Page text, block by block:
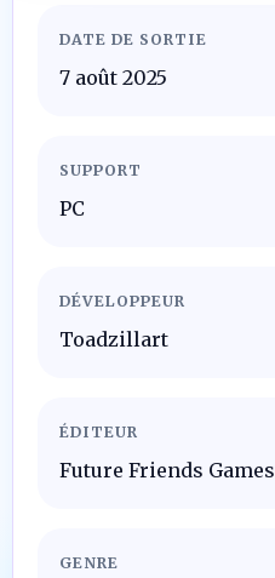
DATE DE SORTIE
7 août 2025
SUPPORT
PC
DÉVELOPPEUR
Toadzillart
ÉDITEUR
Future Friends Games
GENRE